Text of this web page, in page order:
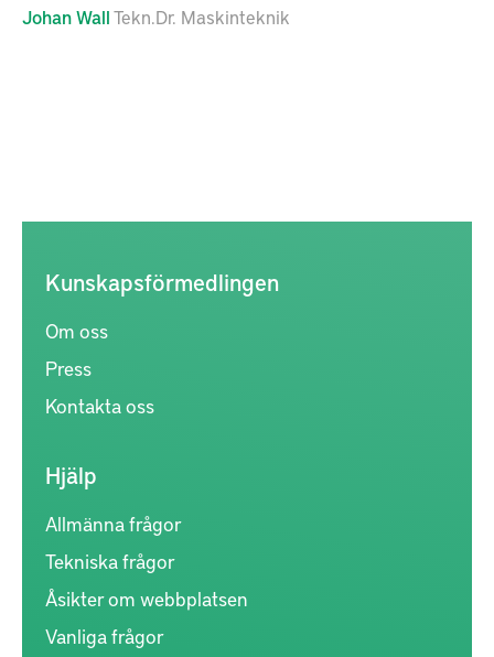
JohanWallTekn.Dr. Maskinteknik
Kunskapsförmedlingen
Om oss
Press
Kontakta oss
Hjälp
Allmänna frågor
Tekniska frågor
Åsikter om webbplatsen
Vanliga frågor